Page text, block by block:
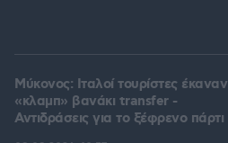
Μύκονος: Ιταλοί τουρίστες έκαναν
«κλαμπ» βανάκι transfer -
Αντιδράσεις για το ξέφρενο πάρτι